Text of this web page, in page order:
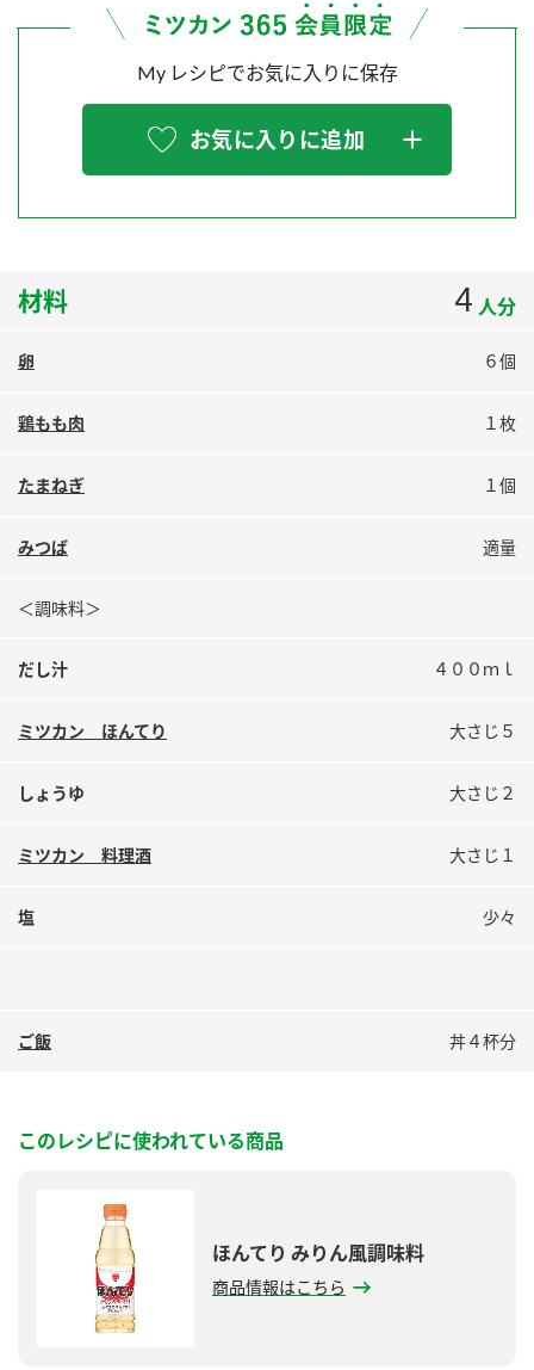
ふりかけ おすしの素
炊き込みご飯の素 米飯用調味液
納豆のサイト
スペシャルサイト
すしラボ
鍋奉行マニュアル
人気商品 ＋ おすすめレシピ
ZENB initiative
MIM（ミツカンミュージアム）
お客様相談センター
お客様の声をいかしました
販売終了製品のご案内
よくあるご質問
ミツカン公式通販
業務用サイト ミツカングループについて 製造所固有記号一覧
My レシピでお気に入りに保存
お気に入りに追加
材料 4 人分
卵 ６個
鶏もも肉 １枚
たまねぎ １個
みつば 適量
＜調味料＞
だし汁 ４００ｍｌ
ミツカン ほんてり 大さじ５
しょうゆ 大さじ２
ミツカン 料理酒 大さじ１
塩 少々
ご飯 丼４杯分
このレシピに使われている商品
ほんてり みりん風調味料
商品情報はこちら